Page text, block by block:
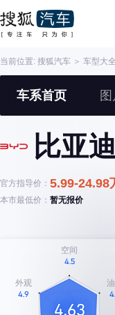
当前位置: 搜狐汽车 ＞ 车型大全
车系首页
比亚
官方指导价： 5.99-24.98
本市最低价： 暂无报价